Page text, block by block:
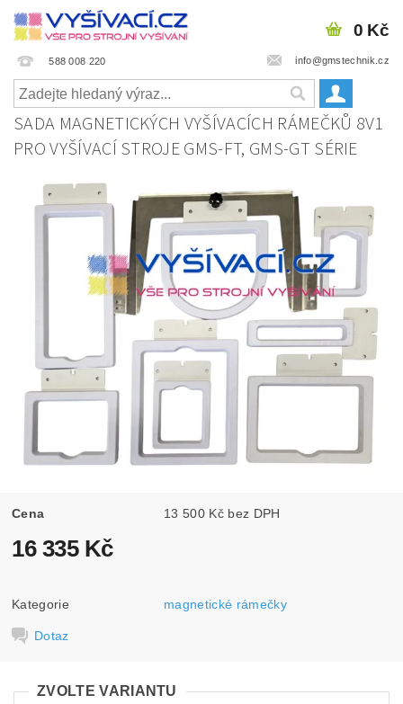
588 008 220 info@gmstechnik.cz
0 Kč
SADA MAGNETICKÝCH VYŠÍVACÍCH RÁMEČKŮ 8V1
PRO VYŠÍVACÍ STROJE GMS-FT, GMS-GT SÉRIE
Cena 13 500 Kč bez DPH
16 335 Kč
Kategorie magnetické rámečky
Dotaz
ZVOLTE VARIANTU